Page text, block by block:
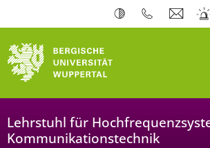
Lehrstuhl für
Kommunikationstechnik